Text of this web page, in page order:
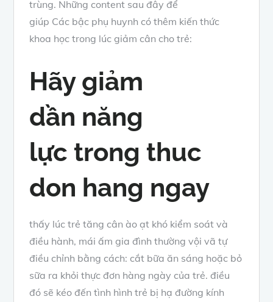
trùng. Những content sau đây để
giúp Các bậc phụ huynh có thêm kiến thức
khoa họctrong lúc giảm cân cho trẻ:
Hãy giảm
dần năng
lực trong thuc
don hang ngay
thấy lúc trẻ tăng cân ào ạt khó kiểm soát và
điều hành, mái ấm gia đình thường vội vãtự
điều chỉnh bằng cách: cắt bữa ăn sáng hoặc bỏ
sữa ra khỏithực đơn hàng ngày của trẻ.điều
đó sẽ kéo đến tình hình trẻ bị hạđường kính